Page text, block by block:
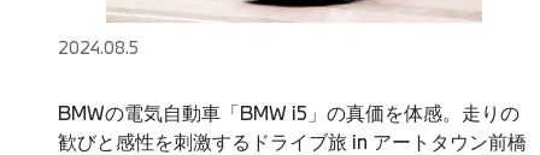
2024.08.5
BMWの電気自動車「BMW i5」の真価を体感。走りの
歓びと感性を刺激するドライブ旅 in アートタウン前橋